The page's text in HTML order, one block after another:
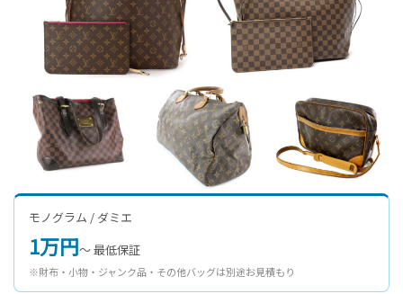
モノグラム / ダミエ
1万円〜 最低保証
※財布・小物・ジャンク品・その他バッグは別途お見積もり